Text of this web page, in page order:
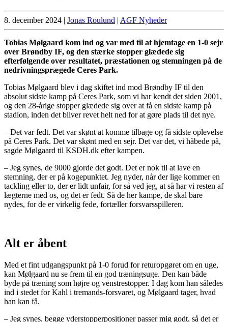
8. december 2024 | Jonas Roulund | AGF Nyheder
Tobias Mølgaard kom ind og var med til at hjemtage en 1-0 sejr
over Brøndby IF, og den stærke stopper glædede sig
efterfølgende over resultatet, præstationen og stemningen på de
nedrivningsprægede Ceres Park.
Tobias Mølgaard blev i dag skiftet ind mod Brøndby IF til den
absolut sidste kamp på Ceres Park, som vi har kendt det siden 2001,
og den 28-årige stopper glædede sig over at få en sidste kamp på
stadion, inden det bliver revet helt ned for at gøre plads til det nye.
– Det var fedt. Det var skønt at komme tilbage og få sidste oplevelse
på Ceres Park. Det var skønt med en sejr. Det var det, vi håbede på,
sagde Mølgaard til KSDH.dk efter kampen.
– Jeg synes, de 9000 gjorde det godt. Det er nok til at lave en
stemning, der er på kogepunktet. Jeg nyder, når der lige kommer en
tackling eller to, der er lidt unfair, for så ved jeg, at så har vi resten af
lægterne med os, og det er fedt. Så de her kampe, de skal bare
nydes, for de er virkelig fede, fortæller forsvarsspilleren.
Alt er åbent
Med et fint udgangspunkt på 1-0 forud for returopgøret om en uge,
kan Mølgaard nu se frem til en god træningsuge. Den kan både
byde på træning som højre og venstrestopper. I dag kom han således
ind i stedet for Kahl i tremands-forsvaret, og Mølgaard tager, hvad
han kan få.
– Jeg synes, begge yderstopperpositioner passer mig godt, så det er